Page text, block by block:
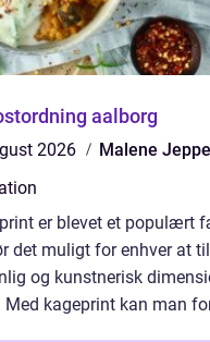
aalborg
2026
Malene
er blevet et populært
det muligt for enhver at
og kunstnerisk
Med kageprint kan man